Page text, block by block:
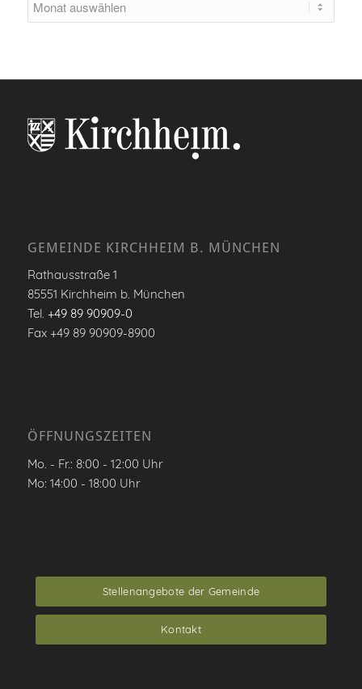
GEMEINDE KIRCHHEIM B. MÜNCHEN
Rathausstraße 1
85551 Kirchheim b. München
Tel. +49 89 90909-0
Fax +49 89 90909-8900
ÖFFNUNGSZEITEN
Mo. - Fr.: 8:00 - 12:00 Uhr
Mo: 14:00 - 18:00 Uhr
Stellenangebote der Gemeinde
Kontakt